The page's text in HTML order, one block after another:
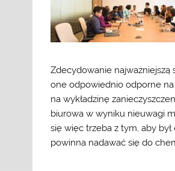
Zdecydowanie najważniejszą
one odpowiednio odporne
na wykładzinę
biurowa w wyniku nieuwagi
się więc trzeba z tym, aby
powinna nadawać się do